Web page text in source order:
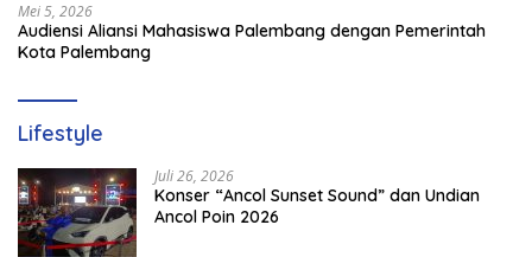
Mei 5, 2026
Audiensi Aliansi Mahasiswa Palembang dengan Pemerintah
Kota Palembang
Lifestyle
Juli 26, 2026
Konser “Ancol Sunset Sound” dan Undian
Ancol Poin 2026